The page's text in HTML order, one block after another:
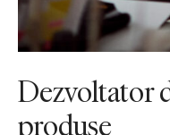
Dezvoltator
produse